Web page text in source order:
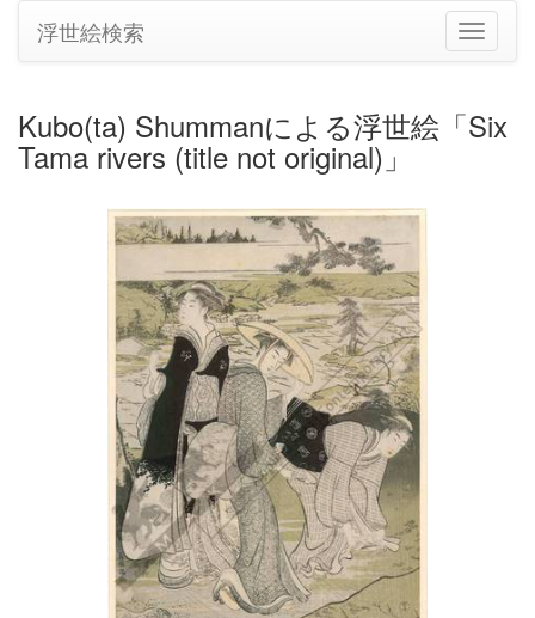
ナ
ビ
シ
浮世絵検索
Kubo(ta) Shummanによる浮世絵「Six
Tama rivers (title not original)」